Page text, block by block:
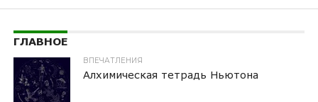
ГЛАВНОЕ
ВПЕЧАТЛЕНИЯ
Алхимическая тетрадь Ньютона